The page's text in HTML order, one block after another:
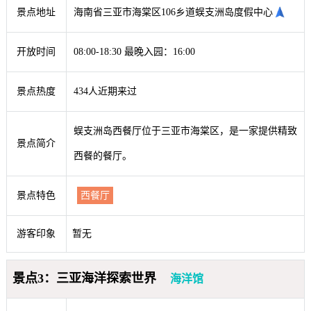
景点地址 海南省三亚市海棠区106乡道蜈支洲岛度假中心
开放时间 08:00-18:30 最晚入园：16:00
景点热度 434人近期来过
景点简介
蜈支洲岛西餐厅位于三亚市海棠区，是一家提供精致
西餐的餐厅。
景点特色 西餐厅
游客印象 暂无
景点3：三亚海洋探索世界 海洋馆